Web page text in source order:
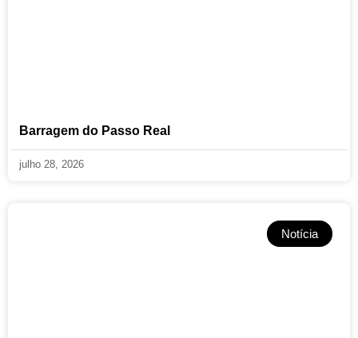
Barragem do Passo Real
julho 28, 2026
Notícia